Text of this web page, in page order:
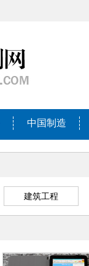
中国制造
建筑工程